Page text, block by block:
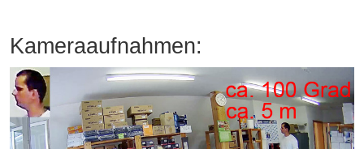
Kameraaufnahmen: